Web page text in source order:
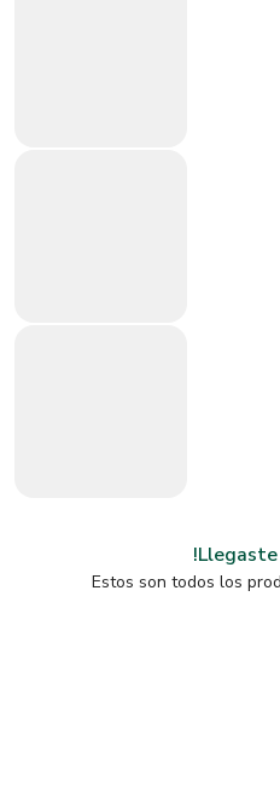
Estos son todos los